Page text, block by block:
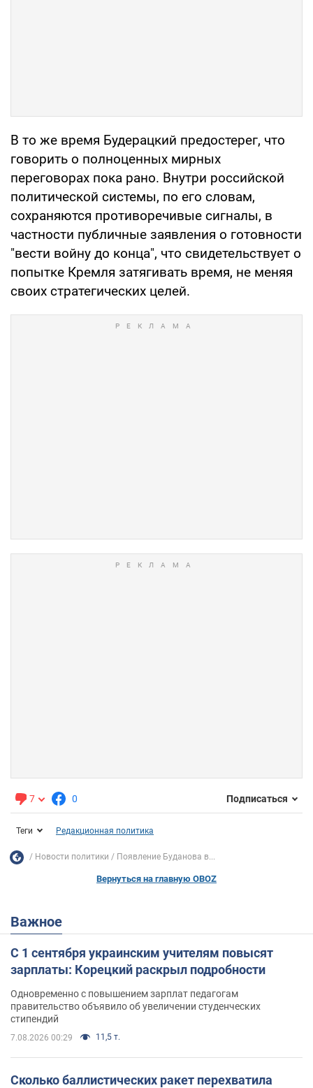
В то же время Будерацкий предостерег, что
говорить о полноценных мирных
переговорах пока рано. Внутри российской
политической системы, по его словам,
сохраняются противоречивые сигналы, в
частности публичные заявления о готовности
"вести войну до конца", что свидетельствует о
попытке Кремля затягивать время, не меняя
своих стратегических целей.
7 0 Подписаться
Теги Редакционная политика
Новости политики Появление Буданова в...
Вернуться на главную OBOZ
Важное
С 1 сентября украинским учителям повысят
зарплаты: Корецкий раскрыл подробности
Одновременно с повышением зарплат педагогам
правительство объявило об увеличении студенческих
стипендий
7.08.2026 00:29 11,5 т.
Сколько баллистических ракет перехватила